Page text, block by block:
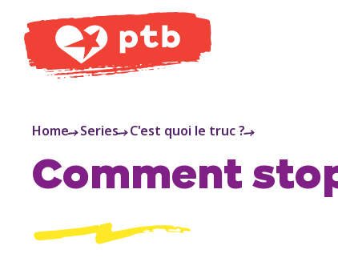
Home Series C'est quoi le truc ?
Comment